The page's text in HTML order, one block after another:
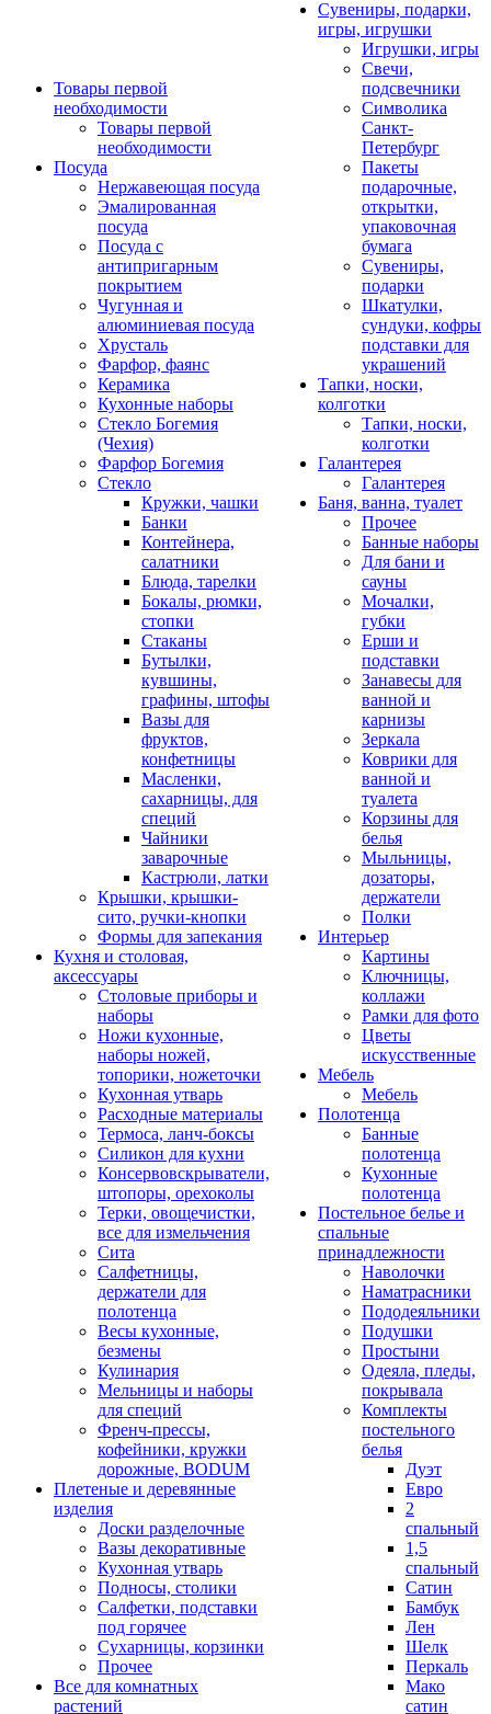
Товары первой
необходимости
Товары первой
необходимости
Посуда
Нержавеющая посуда
Эмалированная
посуда
Посуда с
антипригарным
покрытием
Чугунная и
алюминиевая посуда
Хрусталь
Фарфор, фаянс
Керамика
Кухонные наборы
Стекло Богемия
(Чехия)
Фарфор Богемия
Стекло
Кружки, чашки
Банки
Контейнера,
салатники
Блюда, тарелки
Бокалы, рюмки,
стопки
Стаканы
Бутылки,
кувшины,
графины, штофы
Вазы для
фруктов,
конфетницы
Масленки,
сахарницы, для
специй
Чайники
заварочные
Кастрюли, латки
Крышки, крышки-
сито, ручки-кнопки
Формы для запекания
Кухня и столовая,
аксессуары
Столовые приборы и
наборы
Ножи кухонные,
наборы ножей,
топорики, ножеточки
Кухонная утварь
Расходные материалы
Термоса, ланч-боксы
Силикон для кухни
Консервовскрыватели,
штопоры, орехоколы
Терки, овощечистки,
все для измельчения
Сита
Салфетницы,
держатели для
полотенца
Весы кухонные,
безмены
Кулинария
Мельницы и наборы
для специй
Френч-прессы,
кофейники, кружки
дорожные, BODUM
Плетеные и деревянные
изделия
Доски разделочные
Вазы декоративные
Кухонная утварь
Подносы, столики
Салфетки, подставки
под горячее
Сухарницы, корзинки
Прочее
Все для комнатных
растений
Сувениры, подарки,
игры, игрушки
Игрушки, игры
Свечи,
подсвечники
Символика
Санкт-
Петербург
Пакеты
подарочные,
открытки,
упаковочная
бумага
Сувениры,
подарки
Шкатулки,
сундуки, кофры
подставки для
украшений
Тапки, носки,
колготки
Тапки, носки,
колготки
Галантерея
Галантерея
Баня, ванна, туалет
Прочее
Банные наборы
Для бани и
сауны
Мочалки,
губки
Ерши и
подставки
Занавесы для
ванной и
карнизы
Зеркала
Коврики для
ванной и
туалета
Корзины для
белья
Мыльницы,
дозаторы,
держатели
Полки
Интерьер
Картины
Ключницы,
коллажи
Рамки для фото
Цветы
искусственные
Мебель
Мебель
Полотенца
Банные
полотенца
Кухонные
полотенца
Постельное белье и
спальные
принадлежности
Наволочки
Наматрасники
Пододеяльники
Подушки
Простыни
Одеяла, пледы,
покрывала
Комплекты
постельного
белья
Дуэт
Евро
2
спальный
1,5
спальный
Сатин
Бамбук
Лен
Шелк
Перкаль
Мако
сатин